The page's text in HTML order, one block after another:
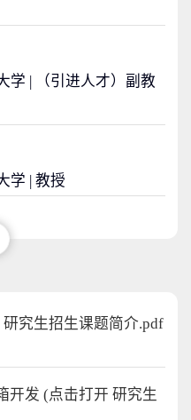
学 | （引进人才）副教
学 | 教授
究生招生课题简介.pdf
开发 (点击打开 研究生